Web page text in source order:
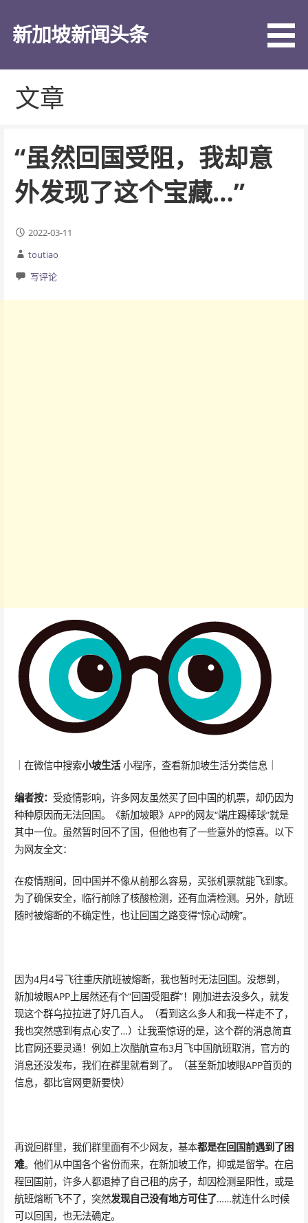
新加坡新闻头条
文章
“虽然回国受阻，我却意
外发现了这个宝藏…”
2022-03-11
toutiao
写评论
｜在微信中搜索小坡生活小程序，查看新加坡生活分类信息｜
编者按： 受疫情影响，许多网友虽然买了回中国的机票，却仍因为
种种原因而无法回国。《新加坡眼》APP的网友“端庄踢棒球”就是
其中一位。虽然暂时回不了国，但他也有了一些意外的惊喜。以下
为网友全文：
在疫情期间，回中国并不像从前那么容易，买张机票就能飞到家。
为了确保安全，临行前除了核酸检测，还有血清检测。另外，航班
随时被熔断的不确定性，也让回国之路变得“惊心动魄”。
因为4月4号飞往重庆航班被熔断，我也暂时无法回国。没想到，
新加坡眼APP上居然还有个“回国受阻群”！刚加进去没多久，就发
现这个群乌拉拉进了好几百人。（看到这么多人和我一样走不了，
我也突然感到有点心安了…）让我蛮惊讶的是，这个群的消息简直
比官网还要灵通！例如上次酷航宣布3月飞中国航班取消，官方的
消息还没发布，我们在群里就看到了。（甚至新加坡眼APP首页的
信息，都比官网更新要快）
再说回群里，我们群里面有不少网友，基本都是在回国前遇到了困
难。他们从中国各个省份而来，在新加坡工作，抑或是留学。在启
程回国前，许多人都退掉了自己租的房子，却因检测呈阳性，或是
航班熔断飞不了，突然发现自己没有地方可住了……就连什么时候
可以回国，也无法确定。